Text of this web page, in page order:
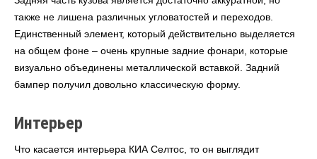
также не лишена различных угловатостей и переходов.
Единственный элемент, который действительно выделяется
на общем фоне – очень крупные задние фонари, которые
визуально объединены металлической вставкой. Задний
бампер получил довольно классическую форму.
Интерьер
Что касается интерьера КИА Селтос, то он выглядит